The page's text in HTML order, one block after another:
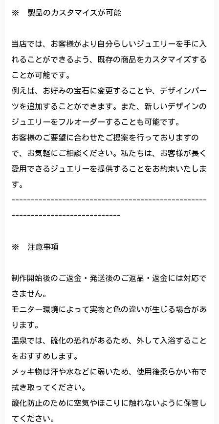
※ 製品のカスタマイズが可能
当店では、お客様がより自分らしいジュエリーを手に入
れることができるよう、既存の商品をカスタマイズする
ことが可能です。
例えば、お好みの宝石に変更することや、デザインパー
ツを追加することができます。また、新しいデザインの
ジュエリーをフルオーダーすることも可能です。
お客様のご要望に合わせたご提案を行っておりますの
で、お気軽にご相談ください。私たちは、お客様が長く
愛用できるジュエリーを提供することをお約束いたしま
す。
--------------------------------------------------
----------------------------
※ 注意事項
制作開始後のご返金・発送後のご返品・返金には対応で
きません。
モニター環境によって実物と色の違いが生じる場合があ
ります。
温泉では、硫化の恐れがあるため、外して入浴すること
をおすすめします。
メッキ物は汗や水などに弱いため、使用後柔らかい布で
拭き取ってください。
酸化防止のために空気やほこりに触れないように保管し
てください。